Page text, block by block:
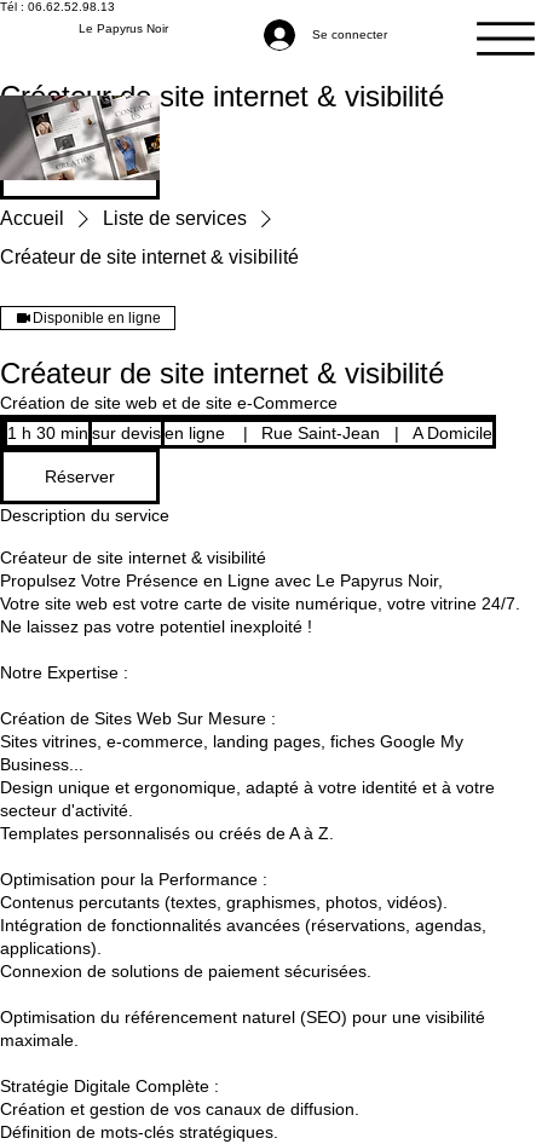
Le Papyrus Noir Se connecter
Tél : 06.62.52.98.13
Créateur de site internet & visibilité
Réserver
Accueil
Liste de services
Créateur de site internet & visibilité
Disponible en ligne
Créateur de site internet & visibilité
Création de site web et de site e-Commerce
1 h 30 min 1
3
0
m
i
sur
devis
sur devisen ligne | Rue Saint-Jean | A Domicile
Réserver
Description du service
Créateur de site internet & visibilité
Propulsez Votre Présence en Ligne avec Le Papyrus Noir,
Votre site web est votre carte de visite numérique, votre vitrine 24/7.
Ne laissez pas votre potentiel inexploité !
Notre Expertise :
Création de Sites Web Sur Mesure :
Sites vitrines, e-commerce, landing pages, fiches Google My
Business...
Design unique et ergonomique, adapté à votre identité et à votre
secteur d'activité.
Templates personnalisés ou créés de A à Z.
Optimisation pour la Performance :
Contenus percutants (textes, graphismes, photos, vidéos).
Intégration de fonctionnalités avancées (réservations, agendas,
applications).
Connexion de solutions de paiement sécurisées.
Optimisation du référencement naturel (SEO) pour une visibilité
maximale.
Stratégie Digitale Complète :
Création et gestion de vos canaux de diffusion.
Définition de mots-clés stratégiques.